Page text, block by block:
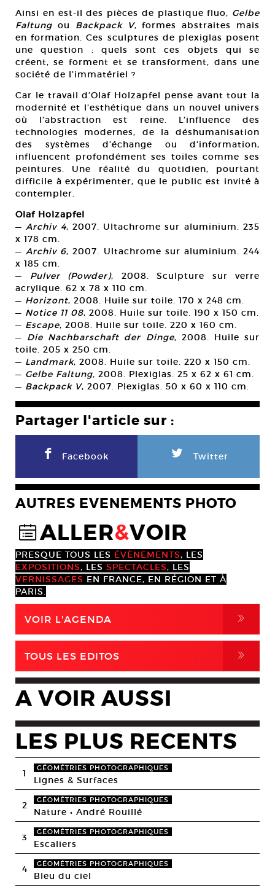
Ainsi en est-il des pièces de plastique fluo, Gelbe
Faltung ou Backpack V, formes abstraites mais
en formation. Ces sculptures de plexiglas posent
une question : quels sont ces objets qui se
créent, se forment et se transforment, dans une
société de l’immatériel ?
Car le travail d’Olaf Holzapfel pense avant tout la
modernité et l’esthétique dans un nouvel univers
où l’abstraction est reine. L’influence des
technologies modernes, de la déshumanisation
des systèmes d’échange ou d’information,
influencent profondément ses toiles comme ses
peintures. Une réalité du quotidien, pourtant
difficile à expérimenter, que le public est invité à
contempler.
Olaf Holzapfel
—Archiv 4, 2007. Ultachrome sur aluminium. 235
x 178 cm.
—Archiv 6, 2007. Ultachrome sur aluminium. 244
x 185 cm.
— Pulver (Powder), 2008. Sculpture sur verre
acrylique. 62 x 78 x 110 cm.
— Horizont, 2008. Huile sur toile. 170 x 248 cm.
— Notice 11 08, 2008. Huile sur toile. 190 x 150 cm.
— Escape, 2008. Huile sur toile. 220 x 160 cm.
— Die Nachbarschaft der Dinge, 2008. Huile sur
toile. 205 x 250 cm.
— Landmark, 2008. Huile sur toile. 220 x 150 cm.
— Gelbe Faltung, 2008. Plexiglas. 25 x 62 x 61 cm.
— Backpack V, 2007. Plexiglas. 50 x 60 x 110 cm.
Partager l'article sur :
F Facebook L Twitter
AUTRES EVENEMENTS PHOTO
@ALLER&VOIR
PRESQUE TOUS LES ÉVÈNEMENTS, LES
EXPOSITIONS, LES SPECTACLES, LES
VERNISSAGES EN FRANCE, EN RÉGION ET À
PARIS.
VOIR L'AGENDA ,
TOUS LES EDITOS ,
A VOIR AUSSI
LES PLUS RECENTS
1 GÉOMÉTRIES PHOTOGRAPHIQUES
Lignes & Surfaces
2 GÉOMÉTRIES PHOTOGRAPHIQUES
Nature • André Rouillé
3 GÉOMÉTRIES PHOTOGRAPHIQUES
Escaliers
4 GÉOMÉTRIES PHOTOGRAPHIQUES
Bleu du ciel